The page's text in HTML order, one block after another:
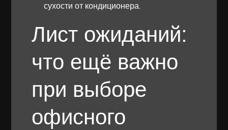
сухости от кондиционера.
Лист ожиданий:
что ещё важно
при выборе
офисного